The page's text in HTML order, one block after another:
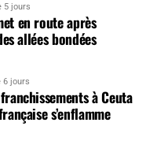
5 jours
en route après
allées bondées
6 jours
à Ceuta
s’enflamme